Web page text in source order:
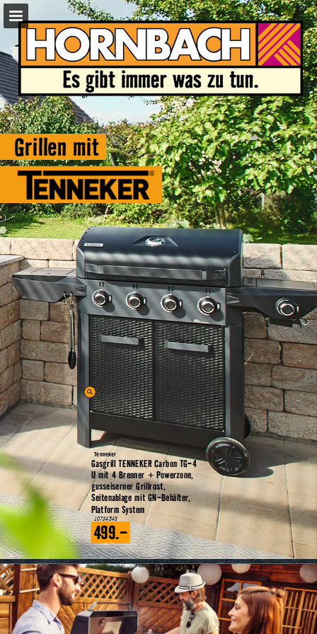
hornbach.at
Seitenübersicht
Vollbild
PDF herunterladen
Suchen
Datenschutzerklärung anzeigen